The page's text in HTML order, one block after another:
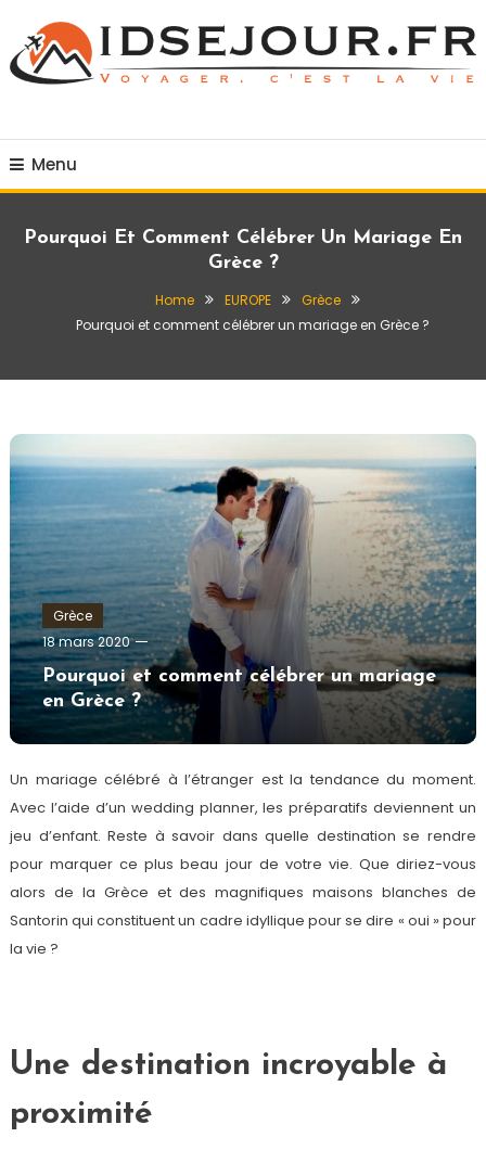
Content
Menu
Pourquoi Et Comment Célébrer Un Mariage En
Grèce ?
Home EUROPE
Grèce
Pourquoi et comment célébrer un mariage en Grèce ?
Grèce
18 mars 2020
admin
Pourquoi et comment célébrer un mariage
en Grèce ?
Un mariage célébré à l’étranger est la tendance du moment.
Avec l’aide d’un wedding planner, les préparatifs deviennent un
jeu d’enfant. Reste à savoir dans quelle destination se rendre
pour marquer ce plus beau jour de votre vie. Que diriez-vous
alors de la Grèce et des magnifiques maisons blanches de
Santorin qui constituent un cadre idyllique pour se dire « oui » pour
la vie ?
Une destination incroyable à
proximité